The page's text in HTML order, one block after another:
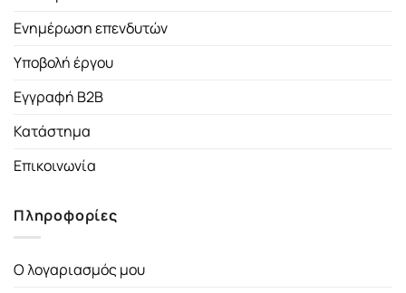
Ενημέρωση επενδυτών
Υποβολή έργου
Εγγραφή B2B
Κατάστημα
Επικοινωνία
Πληροφορίες
Ο λογαριασμός μου